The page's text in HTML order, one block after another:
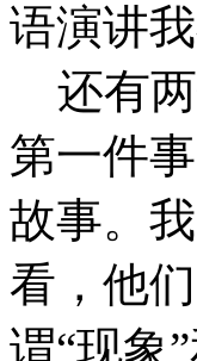
语演讲
还有两
第一件
故事。
看，他
谓“现象